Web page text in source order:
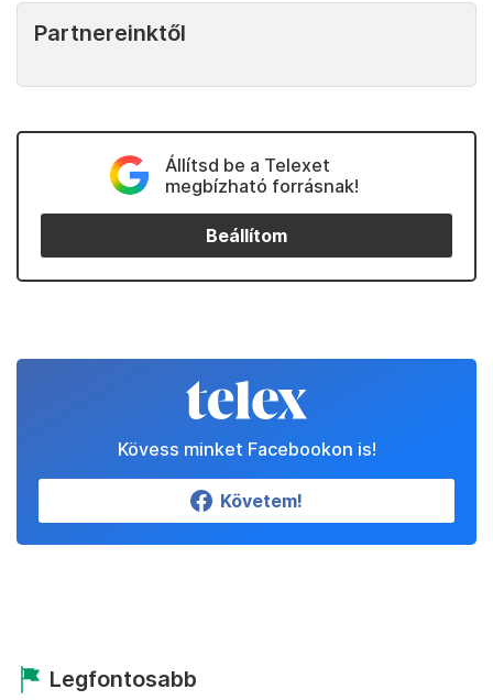
Partnereinktől
Állítsd be a Telexet
megbízható forrásnak!
Beállítom
Kövess minket Facebookon is!
Követem!
Legfontosabb